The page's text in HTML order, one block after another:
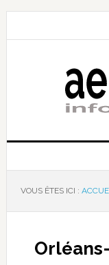
VOUS ÊTES ICI :